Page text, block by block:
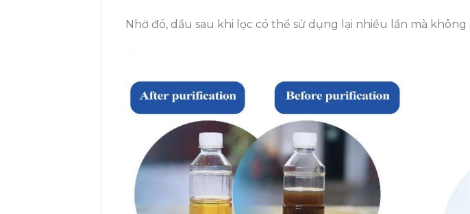
Nhờ đó, dầu sau khi lọc có thể sử dụng lại nhiều lần mà